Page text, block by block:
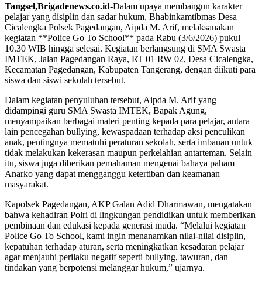
Tangsel,Brigadenews.co.id-Dalam upaya membangun karakter
pelajar yang disiplin dan sadar hukum, Bhabinkamtibmas Desa
Cicalengka Polsek Pagedangan, Aipda M. Arif, melaksanakan
kegiatan **Police Go To School** pada Rabu (3/6/2026) pukul
10.30 WIB hingga selesai. Kegiatan berlangsung di SMA Swasta
IMTEK, Jalan Pagedangan Raya, RT 01 RW 02, Desa Cicalengka,
Kecamatan Pagedangan, Kabupaten Tangerang, dengan diikuti para
siswa dan siswi sekolah tersebut.
Dalam kegiatan penyuluhan tersebut, Aipda M. Arif yang
didampingi guru SMA Swasta IMTEK, Bapak Agung,
menyampaikan berbagai materi penting kepada para pelajar, antara
lain pencegahan bullying, kewaspadaan terhadap aksi penculikan
anak, pentingnya mematuhi peraturan sekolah, serta imbauan untuk
tidak melakukan kekerasan maupun perkelahian antarteman. Selain
itu, siswa juga diberikan pemahaman mengenai bahaya paham
Anarko yang dapat mengganggu ketertiban dan keamanan
masyarakat.
Kapolsek Pagedangan, AKP Galan Adid Dharmawan, mengatakan
bahwa kehadiran Polri di lingkungan pendidikan untuk memberikan
pembinaan dan edukasi kepada generasi muda. “Melalui kegiatan
Police Go To School, kami ingin menanamkan nilai-nilai disiplin,
kepatuhan terhadap aturan, serta meningkatkan kesadaran pelajar
agar menjauhi perilaku negatif seperti bullying, tawuran, dan
tindakan yang berpotensi melanggar hukum,” ujarnya.